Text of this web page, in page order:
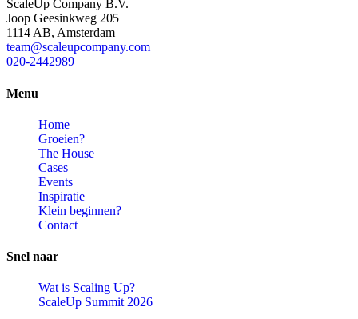
ScaleUp Company B.V.
Joop Geesinkweg 205
1114 AB, Amsterdam
team@scaleupcompany.com
020-2442989
Menu
Home
Groeien?
The House
Cases
Events
Inspiratie
Klein beginnen?
Contact
Snel naar
Wat is Scaling Up?
ScaleUp Summit 2026